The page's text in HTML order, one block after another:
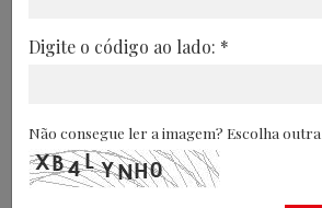
ganha peso nas decisões
Digite o código ao lado: *
Não consegue ler a imagem? Escolha outra